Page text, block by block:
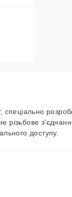
різьбове
доступу.